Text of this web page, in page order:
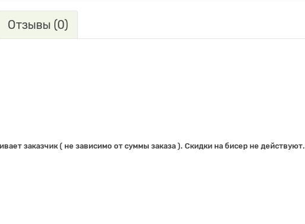
Отзывы (0)
заказчик ( не зависимо от суммы заказа ). Скидки на бисер не действуют.